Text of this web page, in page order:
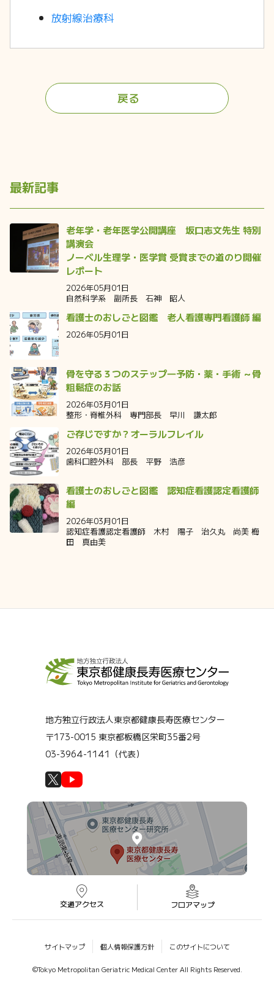
放射線治療科
戻る
最新記事
老年学・老年医学公開講座 坂口志文先生 特別
講演会
ノーベル生理学・医学賞 受賞までの道のり開催
レポート
2026年05月01日
自然科学系 副所長 石神 昭人
看護士のおしごと図鑑 老人看護専門看護師 編
2026年05月01日
骨を守る３つのステップ―予防・薬・手術 ～骨
粗鬆症のお話
2026年03月01日
整形・脊椎外科 専門部長 早川 謙太郎
ご存じですか？オーラルフレイル
2026年03月01日
歯科口腔外科 部長 平野 浩彦
看護士のおしごと図鑑 認知症看護認定看護師
編
2026年03月01日
認知症看護認定看護師 木村 陽子 治久丸 尚美 梅
田 真由美
地方独立行政法人東京都健康長寿医療センター
〒173-0015 東京都板橋区栄町35番2号
03-3964-1141（代表）
交通アクセス フロアマップ
サイトマップ 個人情報保護方針 このサイトについて
©Tokyo Metropolitan Geriatric Medical Center All Rights Reserved.